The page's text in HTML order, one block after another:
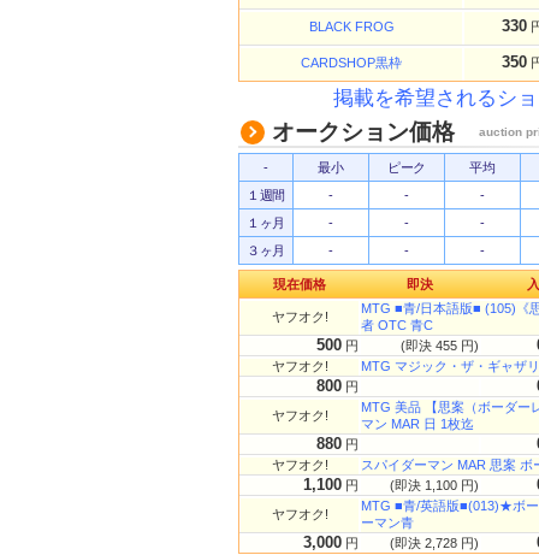
BLACK FROG 330
CARDSHOP黒枠 350
掲載を希望されるシ
オークション価格 auction
- 最小 ピーク
平均
１週間
- -
-
１ヶ月
- -
-
３ヶ月
- - -
現在価格 即決
ヤフオク!
MTG ■青/日本語版■ (105)《
者 OTC 青C
500 円 (即決 455 円)
ヤフオク! MTG マジック・ザ・ギャザ
800 円
ヤフオク!
MTG 美品 【思案（ボーダー
マン MAR 日 1枚迄
880 円
ヤフオク! スパイダーマン MAR 思案 ボ
1,100 円 (即決 1,100 円)
ヤフオク!
MTG ■青/英語版■(013)★ボ
ーマン青
3,000 円 (即決 2,728 円)